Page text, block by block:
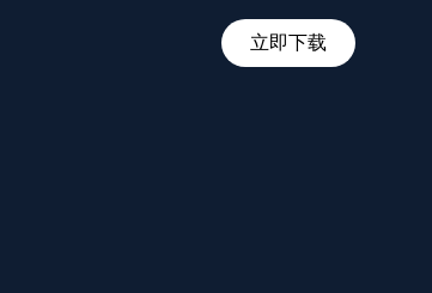
立即下载